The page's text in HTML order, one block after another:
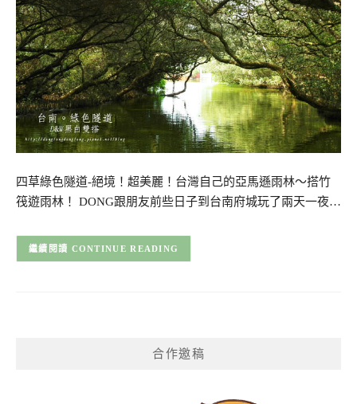
四草綠色隧道-絕境！超美麗！台灣自己的亞馬遜雨林～搭竹
筏遊雨林！ DONG跟朋友前些日子到台南府城玩了兩天一夜…
CONTINUE READING
合作邀稿